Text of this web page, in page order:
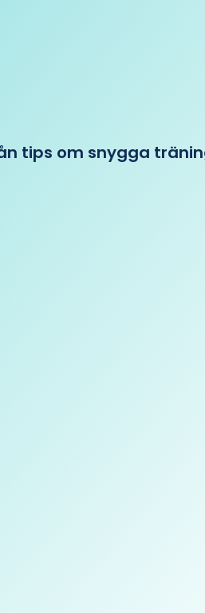
tips om snygga